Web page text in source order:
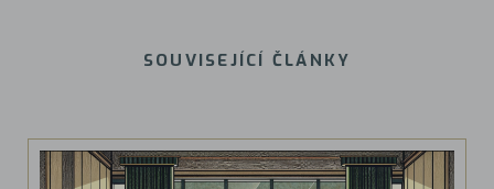
SOUVISEJÍCÍ ČLÁNKY